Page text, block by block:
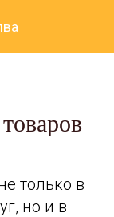
только в
но и в